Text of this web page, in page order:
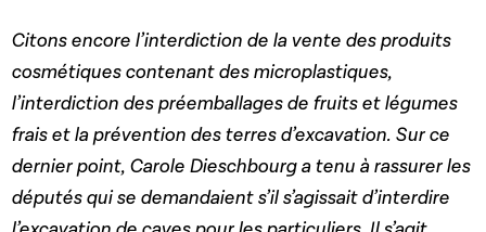
Citons encore l’interdiction de la vente des produits
cosmétiques contenant des microplastiques,
l’interdiction des préemballages de fruits et légumes
frais et la prévention des terres d’excavation. Sur ce
dernier point, Carole Dieschbourg a tenu à rassurer les
députés qui se demandaient s’il s’agissait d’interdire